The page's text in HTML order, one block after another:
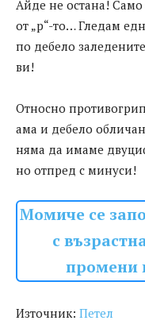
Айде не остана!
от „р“-то… Гледам
по дебело
ви!
Относно
ама и дебело
няма да имаме
но отпред с минуси!
Момиче се
с
промени
Източник: Петел